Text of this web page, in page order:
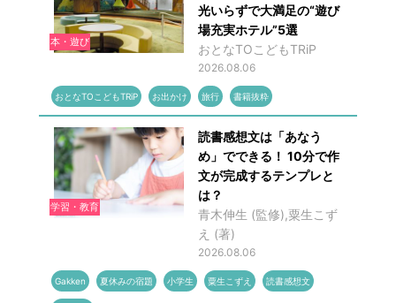
本・遊び
光いらずで大満足の“遊び
場充実ホテル”5選
おとなTOこどもTRiP
2026.08.06
おとなTOこどもTRiP お出かけ 旅行 書籍抜粋
学習・教育
読書感想文は「あなう
め」でできる！ 10分で作
文が完成するテンプレと
は？
青木伸生 (監修),粟生こず
え (著)
2026.08.06
Gakken 夏休みの宿題 小学生 粟生こずえ 読書感想文